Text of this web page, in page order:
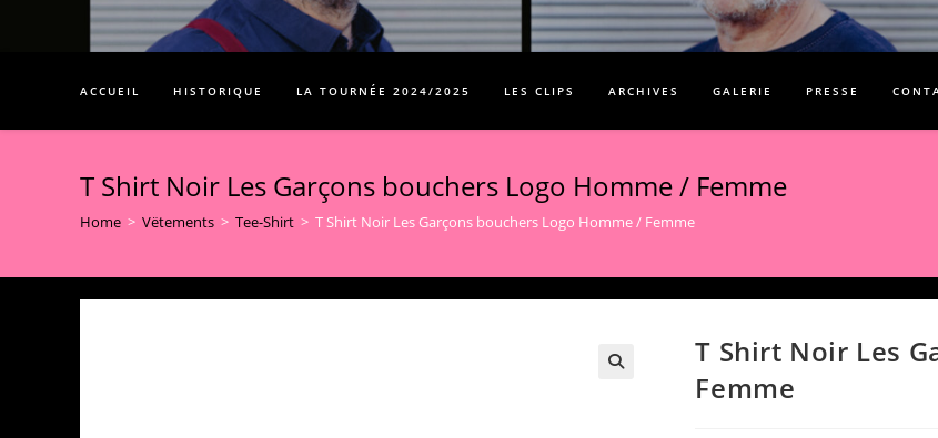
ACCUEIL HISTORIQUE LA TOURNÉE 2024/2025 LES CLIPS ARCHIVES GALERIE PRESSE
T Shirt Noir Les Garçons bouchers Logo Homme / Femme
Home > Vëtements > Tee-Shirt > T Shirt Noir Les Garçons bouchers Logo Homme / Femme
T Shirt Noir Les
Femme